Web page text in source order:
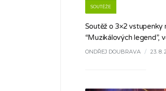
SOUTĚŽE
Soutěž o 3×2 vstupenky
“Muzikálových legend”,
ONDŘEJ DOUBRAVA / 23. 8.